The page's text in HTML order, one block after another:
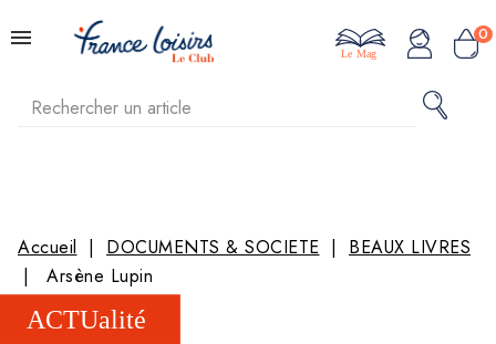
0
Le Mag
Accueil DOCUMENTS & SOCIETE
BEAUX LIVRES
Arsène Lupin